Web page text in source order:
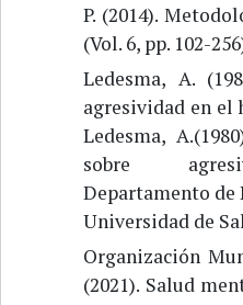
P. (2014).
(Vol. 6, pp. 102-
Ledesma, A.
agresividad en el
Ledesma,
sobre
Departamento
Universidad de
Organización
(2021). Salud